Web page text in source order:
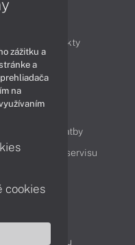
Produkty
Videá
doručenia a platby
Cenník servisu
oddelenie
tovaru
zážitku a
a
na
cookies